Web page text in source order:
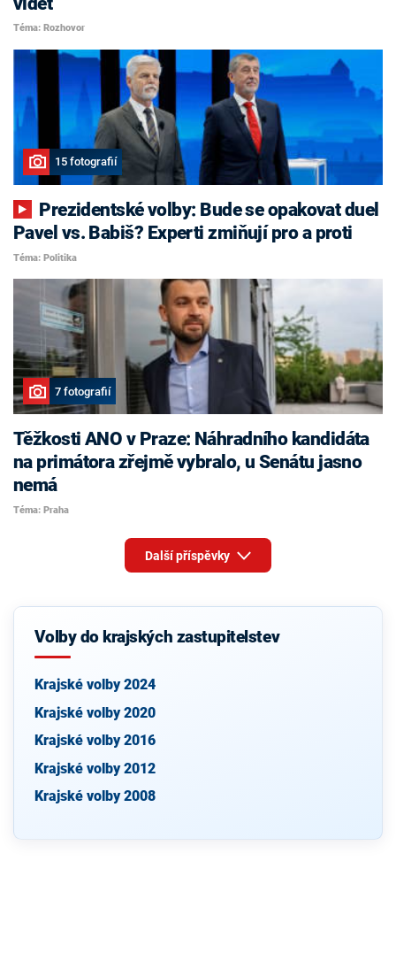
Téma: Rozhovor
15 fotografií
Pavel vs. Babiš? Experti zmiňují pro a proti
Téma: Politika
7 fotografií
Těžkosti ANO v Praze: Náhradního kandidáta
na primátora zřejmě vybralo, u Senátu jasno
nemá
Téma: Praha
Další příspěvky
Volby do krajských zastupitelstev
Krajské volby 2024
Krajské volby 2020
Krajské volby 2016
Krajské volby 2012
Krajské volby 2008